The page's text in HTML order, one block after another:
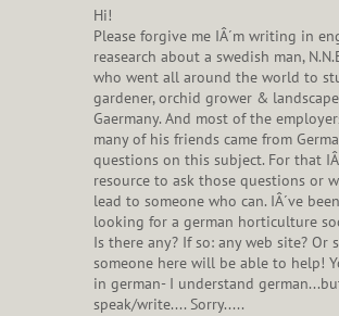
Hi!
Please forgive me IÂ´m writing in
reasearch about a swedish man,
who went all around the world to
gardener, orchid grower &
Gaermany. And most of the
many of his friends came from
questions on this subject. For that
resource to ask those questions or
lead to someone who can. IÂ´ve
looking for a german horticulture
Is there any? If so: any web site? Or
someone here will be able to help!
in german- I understand
speak/write.... Sorry.....